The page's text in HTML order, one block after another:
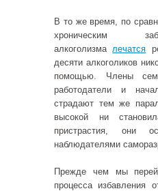
В то же время, по
хроническим
алкоголизмалечатся
десяти алкоголиков
помощью. Члены
работодатели и
страдают тем же
высокой ни
пристрастия, они
наблюдателями
Прежде чем мы
процесса избавления